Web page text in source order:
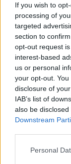
If you wish to
processing of
targeted
section to
opt-out request
interest-based
us or personal
your opt-out.
disclosure of
IAB’s list of
also be
Downstream
Please note that
Personal
In valigetta di
dimensioni
Utensileria |